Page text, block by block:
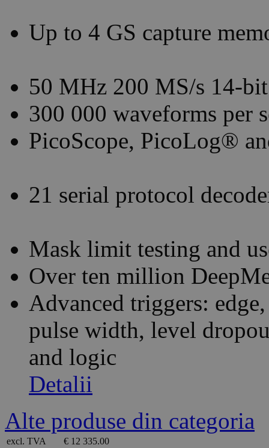
Up to 4 GS capture
50 MHz 200 MS/s 14-
300 000 waveforms per
PicoScope, PicoLog®
21 serial protocol
Mask limit testing and
Over ten million
Advanced triggers:
pulse width, level
and logic
Detalii
Alte produse din categoria
excl. TVA
€ 12 335.00